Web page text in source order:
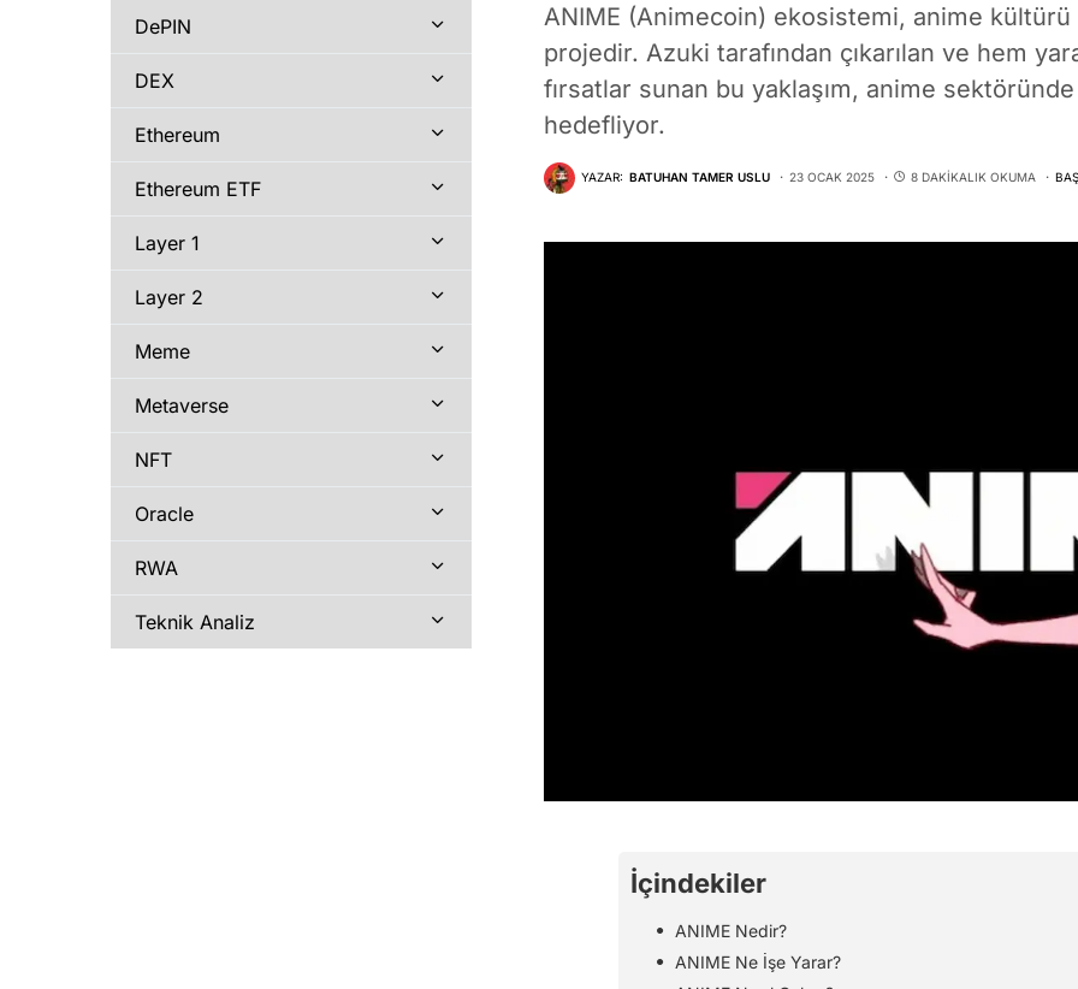
ANIME (Animecoin) ekosistemi, anime
projedir. Azuki tarafından çıkarılan ve hem
fırsatlar sunan bu yaklaşım, anime
hedefliyor.
YAZAR: BATUHAN TAMER USLU 23 OCAK 2025 8 DAKIKALIK OKUMA
İçindekiler
ANIME Nedir?
ANIME Ne İşe Yarar?
DePIN
DEX
Ethereum
Ethereum ETF
Layer 1
Layer 2
Meme
Metaverse
NFT
Oracle
RWA
Teknik Analiz